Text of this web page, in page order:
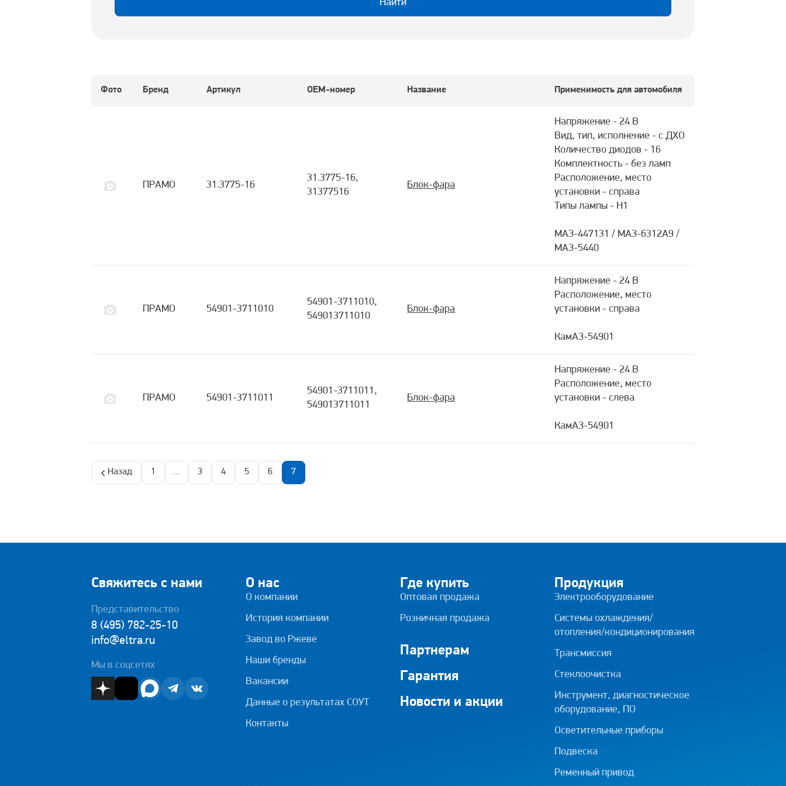
Найти
Фото Бренд Артикул OEM-номер Название Применимость для автомобиля
ПРАМО 31.3775-16
31.3775-16,
31377516
Блок-фара
Напряжение - 24 В
Вид, тип, исполнение - с ДХО
Количество диодов - 16
Комплектность - без ламп
Расположение, место
установки - справа
Типы лампы - H1
МАЗ-447131 / МАЗ-6312А9 /
МАЗ-5440
ПРАМО 54901-3711010
54901-3711010,
549013711010
Блок-фара
Напряжение - 24 В
Расположение, место
установки - справа
КамАЗ-54901
ПРАМО 54901-3711011
54901-3711011,
549013711011
Блок-фара
Напряжение - 24 В
Расположение, место
установки - слева
КамАЗ-54901
Назад 1 ... 3 4 5 6 7
Свяжитесь с нами
Представительство
8 (495) 782-25-10
info@eltra.ru
Мы в соцсетях
О нас
О компании
История компании
Завод во Ржеве
Наши бренды
Вакансии
Данные о результатах СОУТ
Контакты
Где купить
Оптовая продажа
Розничная продажа
Партнерам
Гарантия
Новости и акции
Продукция
Электрооборудование
Системы охлаждения/
отопления/кондиционирования
Трансмиссия
Стеклоочистка
Инструмент, диагностическое
оборудование, ПО
Осветительные приборы
Подвеска
Ременный привод